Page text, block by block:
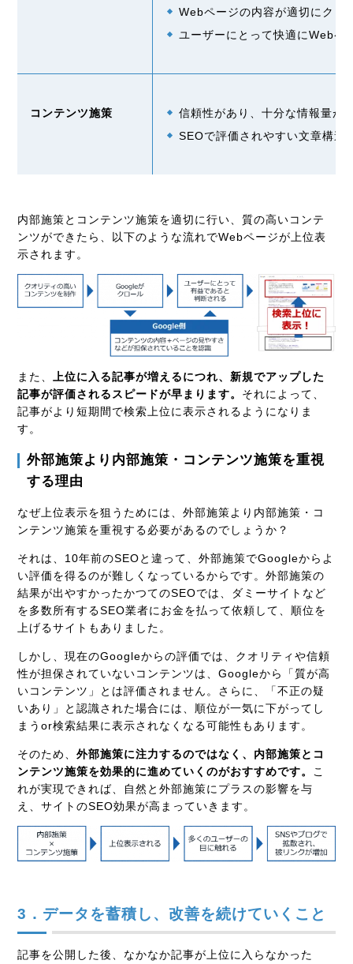
Webページの内容が適切にクロ
ユーザーにとって快適にWebペ
コンテンツ施策
信頼性があり、十分な情報量が
SEOで評価されやすい文章構造
内部施策とコンテンツ施策を適切に行い、質の高いコンテ
ンツができたら、以下のような流れでWebページが上位表
示されます。
また、
上位に入る記事が増えるにつれ、新規でアップした
記事が評価されるスピードが早まります。 それによって、
記事がより短期間で検索上位に表示されるようになりま
す。
外部施策より内部施策・コンテンツ施策を重視
する理由
なぜ上位表示を狙うためには、外部施策より内部施策・コ
ンテンツ施策を重視する必要があるのでしょうか？
それは、10年前のSEOと違って、外部施策でGoogleからよ
い評価を得るのが難しくなっているからです。外部施策の
結果が出やすかったかつてのSEOでは、ダミーサイトなど
を多数所有するSEO業者にお金を払って依頼して、順位を
上げるサイトもありました。
しかし、現在のGoogleからの評価では、クオリティや信頼
性が担保されていないコンテンツは、Googleから「質が高
いコンテンツ」とは評価されません。さらに、「不正の疑
いあり」と認識された場合には、順位が一気に下がってし
まうor検索結果に表示されなくなる可能性もあります。
そのため、外部施策に注力するのではなく、内部施策とコ
ンテンツ施策を効果的に進めていくのがおすすめです。
こ
れが実現できれば、自然と外部施策にプラスの影響を与
え、サイトのSEO効果が高まっていきます。
3．データを蓄積し、改善を続けていくこと
記事を公開した後、なかなか記事が上位に入らなかった